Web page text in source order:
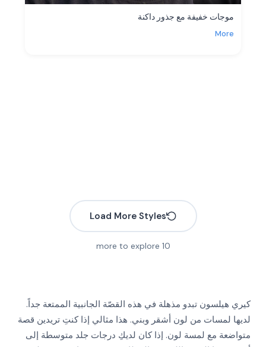
موجات خفيفة مع جذور داكنة
More
Load More Styles
10
كيري هيلسون تبدو مذهلة في هذه القصّة الجانبية الممتعة جداً.
لديها لمسات من لون أشقر وبني. هذا مثالي إذا كنتِ تريدين قصة
متواضعة مع لمسة لون. إذا كان لديكِ درجات جلد متوسطة إلى